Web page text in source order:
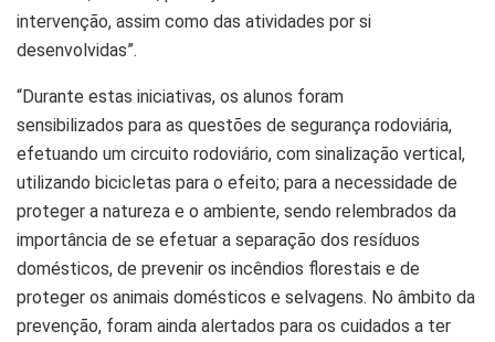
intervenção, assim como das atividades por si
desenvolvidas”.
“Durante estas iniciativas, os alunos foram
sensibilizados para as questões de segurança rodoviária,
efetuando um circuito rodoviário, com sinalização vertical,
utilizando bicicletas para o efeito; para a necessidade de
proteger a natureza e o ambiente, sendo relembrados da
importância de se efetuar a separação dos resíduos
domésticos, de prevenir os incêndios florestais e de
proteger os animais domésticos e selvagens. No âmbito da
prevenção, foram ainda alertados para os cuidados a ter